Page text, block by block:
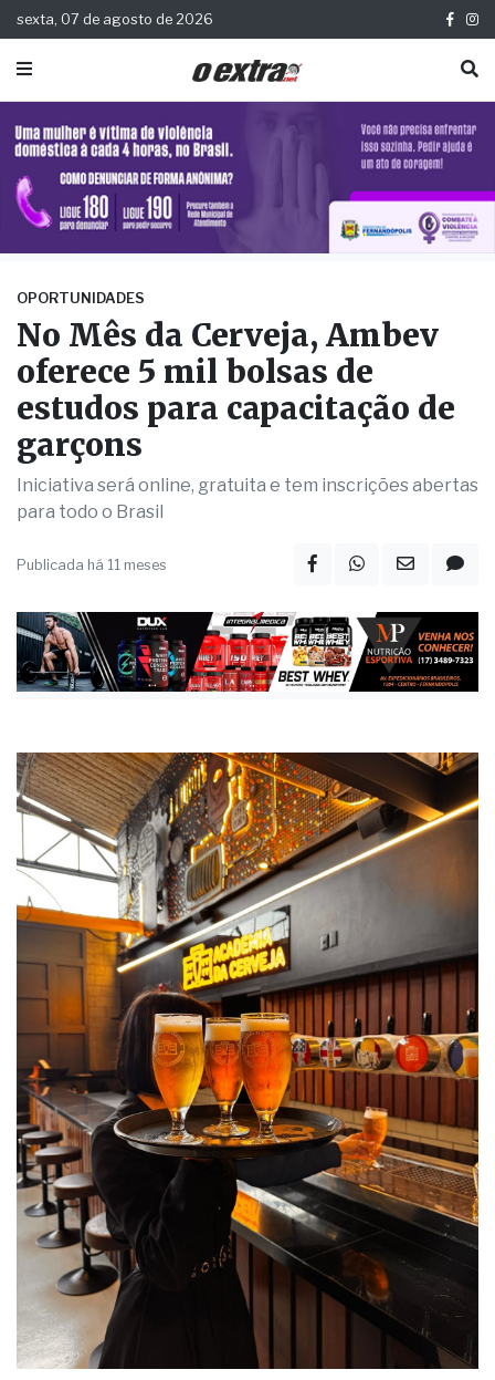
sexta, 07 de agosto de 2026
OPORTUNIDADES
No Mês da Cerveja, Ambev
oferece 5 mil bolsas de
estudos para capacitação de
garçons
Iniciativa será online, gratuita e tem inscrições abertas
para todo o Brasil
Publicada há 11 meses